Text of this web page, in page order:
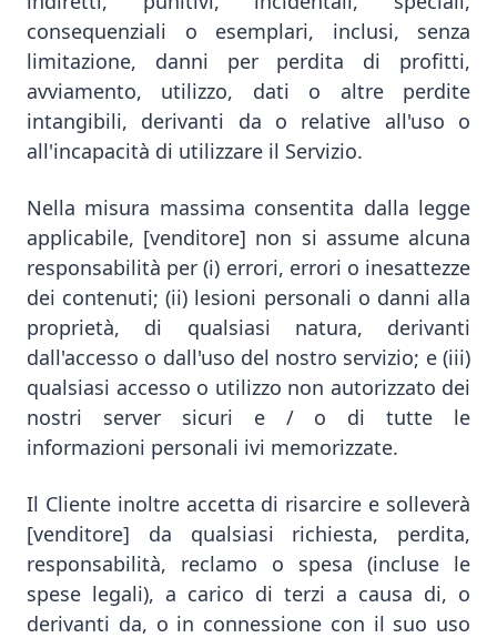
consequenziali o esemplari, inclusi, senza
limitazione, danni per perdita di profitti,
avviamento, utilizzo, dati o altre perdite
intangibili, derivanti da o relative all'uso o
all'incapacità di utilizzare il Servizio.
Nella misura massima consentita dalla legge
applicabile, [venditore] non si assume alcuna
responsabilità per (i) errori, errori o inesattezze
dei contenuti; (ii) lesioni personali o danni alla
proprietà, di qualsiasi natura, derivanti
dall'accesso o dall'uso del nostro servizio; e (iii)
qualsiasi accesso o utilizzo non autorizzato dei
nostri server sicuri e / o di tutte le
informazioni personali ivi memorizzate.
Il Cliente inoltre accetta di risarcire e solleverà
[venditore] da qualsiasi richiesta, perdita,
responsabilità, reclamo o spesa (incluse le
spese legali), a carico di terzi a causa di, o
derivanti da, o in connessione con il suo uso